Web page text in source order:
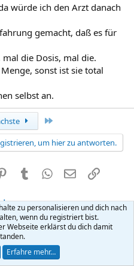
würde ich den Arzt danach
gemacht, daß es für
die Dosis, mal die.
sonst ist sie total
selbst an.
um hier zu antworten.
PinterestTumblr WhatsApp
E-MailLink
Datenschutz Hilfe
R
2026 XenForo Ltd.
zu personalisieren und dich nach
wenn du registriert bist.
Webseite erklärst du dich damit
Erfahre mehr…